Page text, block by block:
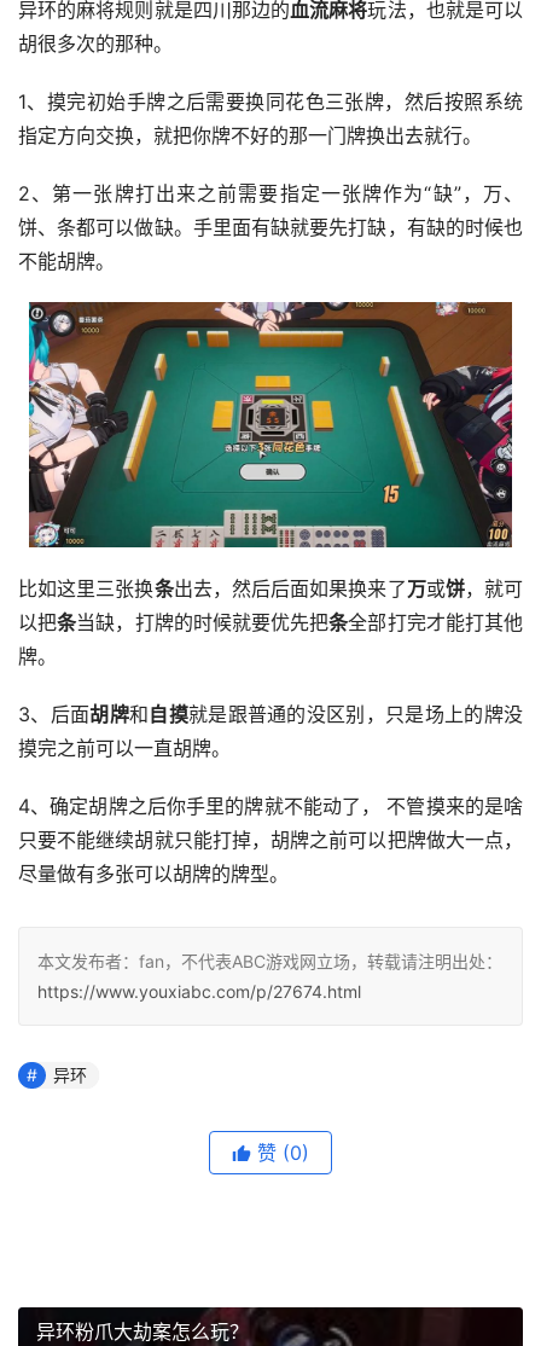
异环的麻将规则就是四川那边的血流麻将玩法，也就是可以
胡很多次的那种。
1、摸完初始手牌之后需要换同花色三张牌，然后按照系统
指定方向交换，就把你牌不好的那一门牌换出去就行。
2、第一张牌打出来之前需要指定一张牌作为“缺”，万、
饼、条都可以做缺。手里面有缺就要先打缺，有缺的时候也
不能胡牌。
比如这里三张换条出去，然后后面如果换来了万或饼，就可
以把条当缺，打牌的时候就要优先把条全部打完才能打其他
牌。
3、后面胡牌和自摸就是跟普通的没区别，只是场上的牌没
摸完之前可以一直胡牌。
4、确定胡牌之后你手里的牌就不能动了， 不管摸来的是啥
只要不能继续胡就只能打掉，胡牌之前可以把牌做大一点，
尽量做有多张可以胡牌的牌型。
本文发布者：fan，不代表ABC游戏网立场，转载请注明出处：
https://www.youxiabc.com/p/27674.html
异环
赞 (0)
异环粉爪大劫案怎么玩？